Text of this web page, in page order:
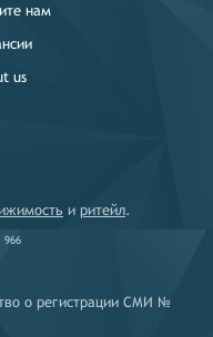
нам
us
и ритейл.
966
о регистрации СМИ №